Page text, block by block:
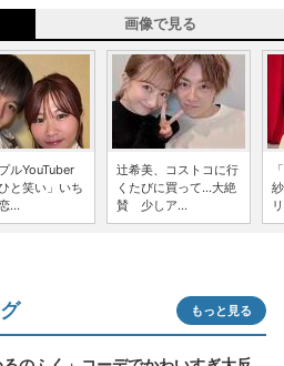
画像で見る
ルYouTuber
と笑い」いち
...
辻希美、コストコに行
くたびに買って...大絶
賛 少しア...
もっと見る